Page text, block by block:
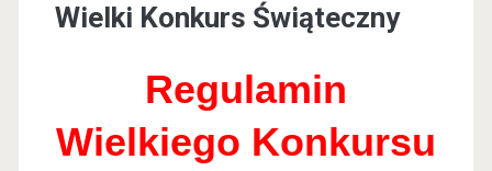
Wielki Konkurs Świąteczny
Regulamin
Wielkiego Konkursu